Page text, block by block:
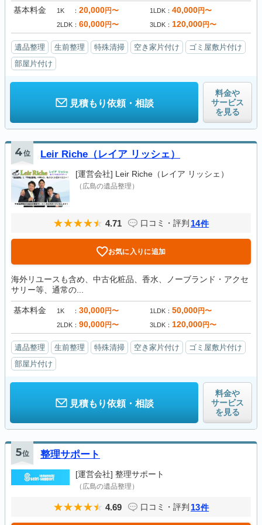
基本料金 1K 20,000円〜 1LDK 40,000円〜
2LDK 60,000円〜 3LDK 120,000円〜
遺品整理 生前整理 特殊清掃 空き家片付け
ゴミ屋敷片付け
部屋片付け
見積もり依頼・相談
料金や
サービス
を見る
4位 Leir Riche（レイア リッシェ）
[運営会社] Leir Riche（レイア リッシェ）
（広島の遺品整理）
4.71 口コミ・評判 14件
お気に入りに追加
海外リユースも含め、中古化粧品、香水、ノーブランド・アクセ
サリー等、通常の...
基本料金 1K 30,000円〜 1LDK 50,000円〜
2LDK 90,000円〜 3LDK 120,000円〜
遺品整理 生前整理 特殊清掃 空き家片付け
ゴミ屋敷片付け
部屋片付け
見積もり依頼・相談
料金や
サービス
を見る
5位 整理サポート
[運営会社] 整理サポート
（広島の遺品整理）
4.69 口コミ・評判 13件